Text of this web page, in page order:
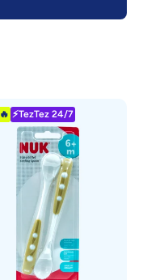
⚡TezTez 24/7